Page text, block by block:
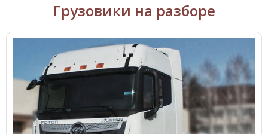
Грузовики на разборе